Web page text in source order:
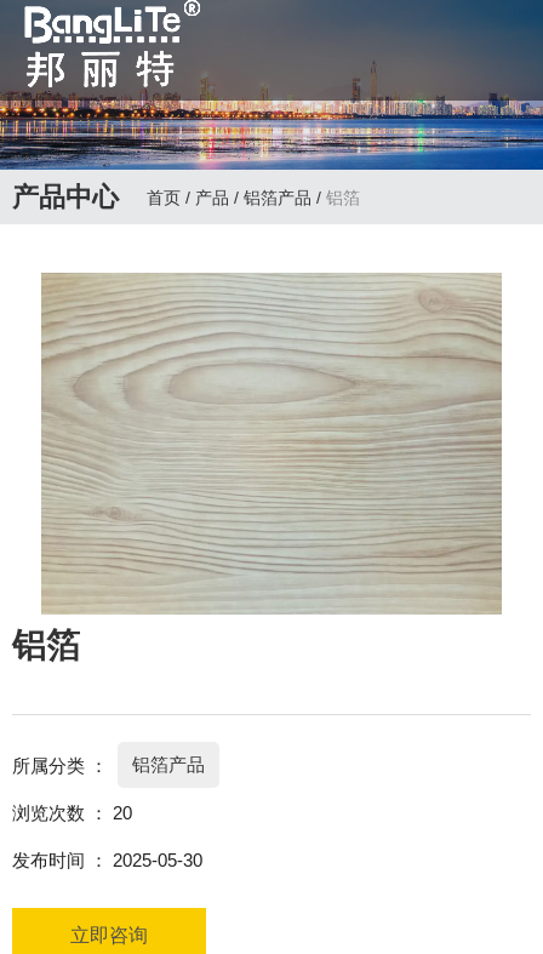
全国咨询热线：
0763-3988992 邦丽
色辊涂铝板、铝箔、
热贴膜、氧化边角等
墙顶辅料生产商
产品中心 首页/ 产品 /铝箔产品 /铝箔
铝箔
所属分类 ： 铝箔产品
浏览次数 ： 20
发布时间 ： 2025-05-30
立即咨询